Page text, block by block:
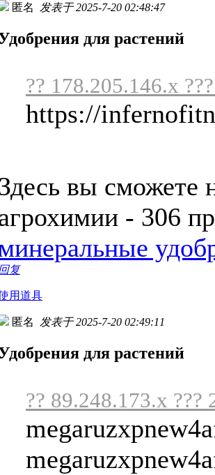
匿名 发表于 2025-7-20 02:48:47
для растений
?? 178.205.146.x
https://
вы сможете
- 306
复
用道具
匿名 发表于 2025-7-20 02:49:11
для растений
?? 89.248.173.x ???